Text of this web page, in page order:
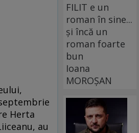
Herta
au
FILIT e un
roman în sine...
și încă un
roman foarte
bun
Ioana
MOROȘAN